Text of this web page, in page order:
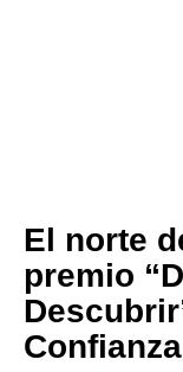
El norte
premio